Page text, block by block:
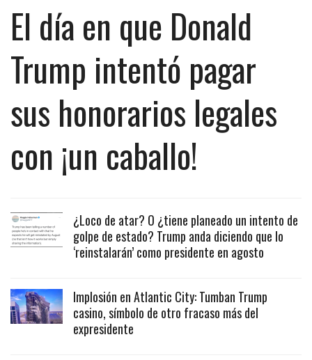
El día en que Donald
Trump intentó pagar
sus honorarios legales
con ¡un caballo!
¿Loco de atar? O ¿tiene planeado un intento de
golpe de estado? Trump anda diciendo que lo
‘reinstalarán’ como presidente en agosto
Implosión en Atlantic City: Tumban Trump
casino, símbolo de otro fracaso más del
expresidente